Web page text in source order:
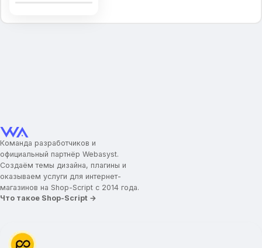
Товар дня
Бренды
Название брендов
Заголовок для брендов
Логотипы брендов
Иконка/картинка для промо-блока
Команда разработчиков и
официальный партнёр Webasyst.
Создаём темы дизайна, плагины и
оказываем услуги для интернет-
магазинов на Shop-Script с 2014 года.
Что такое Shop-Script →